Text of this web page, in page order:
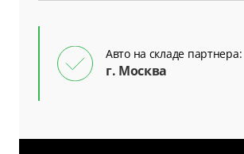
Авто на складе партнера:
г. Москва